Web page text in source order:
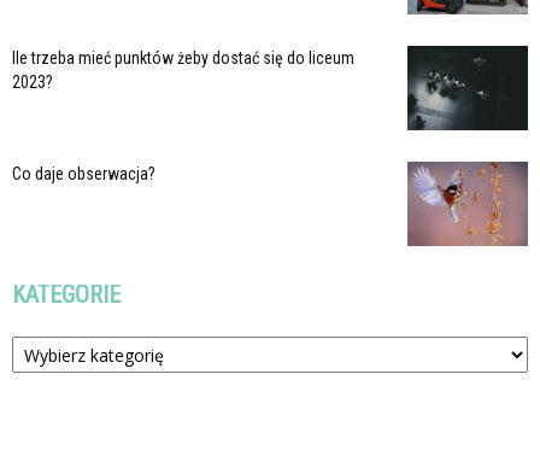
Ile trzeba mieć punktów żeby dostać się do liceum
2023?
Co daje obserwacja?
KATEGORIE
Kategorie